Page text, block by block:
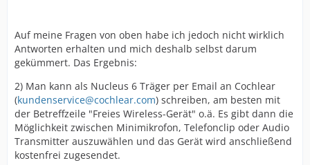
Auf meine Fragen von oben habe ich jedoch nicht wirklich
Antworten erhalten und mich deshalb selbst darum
gekümmert. Das Ergebnis:
2) Man kann als Nucleus 6 Träger per Email an Cochlear
(kundenservice@cochlear.com) schreiben, am besten mit
der Betreffzeile "Freies Wireless-Gerät" o.ä. Es gibt dann die
Möglichkeit zwischen Minimikrofon, Telefonclip oder Audio
Transmitter auszuwählen und das Gerät wird anschließend
kostenfrei zugesendet.